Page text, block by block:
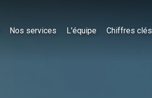
Nos services L'équipe Chiffres clés